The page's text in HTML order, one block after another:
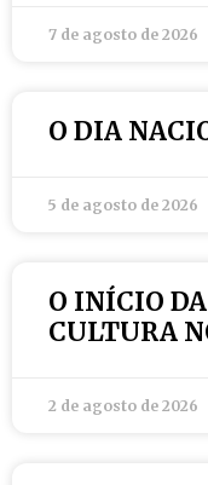
7 de agosto de 2026
O DIA
5 de agosto de 2026
O INÍCIO
CULTURA
2 de agosto de 2026